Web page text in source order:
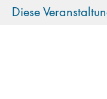
Diese